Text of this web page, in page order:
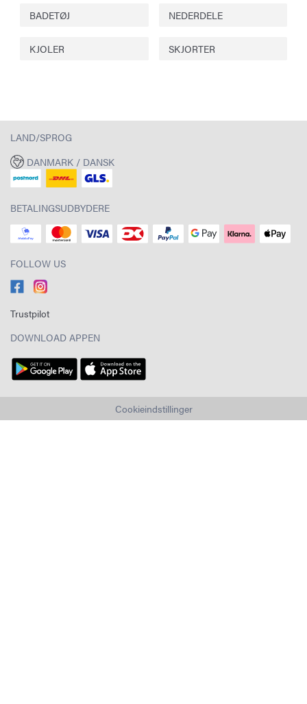
BADETØJ NEDERDELE
KJOLER SKJORTER
LAND/SPROG
DANMARK / DANSK
BETALINGSUDBYDERE
FOLLOW US
Trustpilot
DOWNLOAD APPEN
Cookieindstillinger